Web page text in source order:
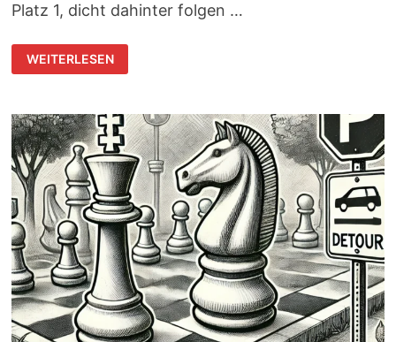
Platz 1, dicht dahinter folgen …
HERBSTOPEN:
5.
RUNDE
…
WEITERLESEN